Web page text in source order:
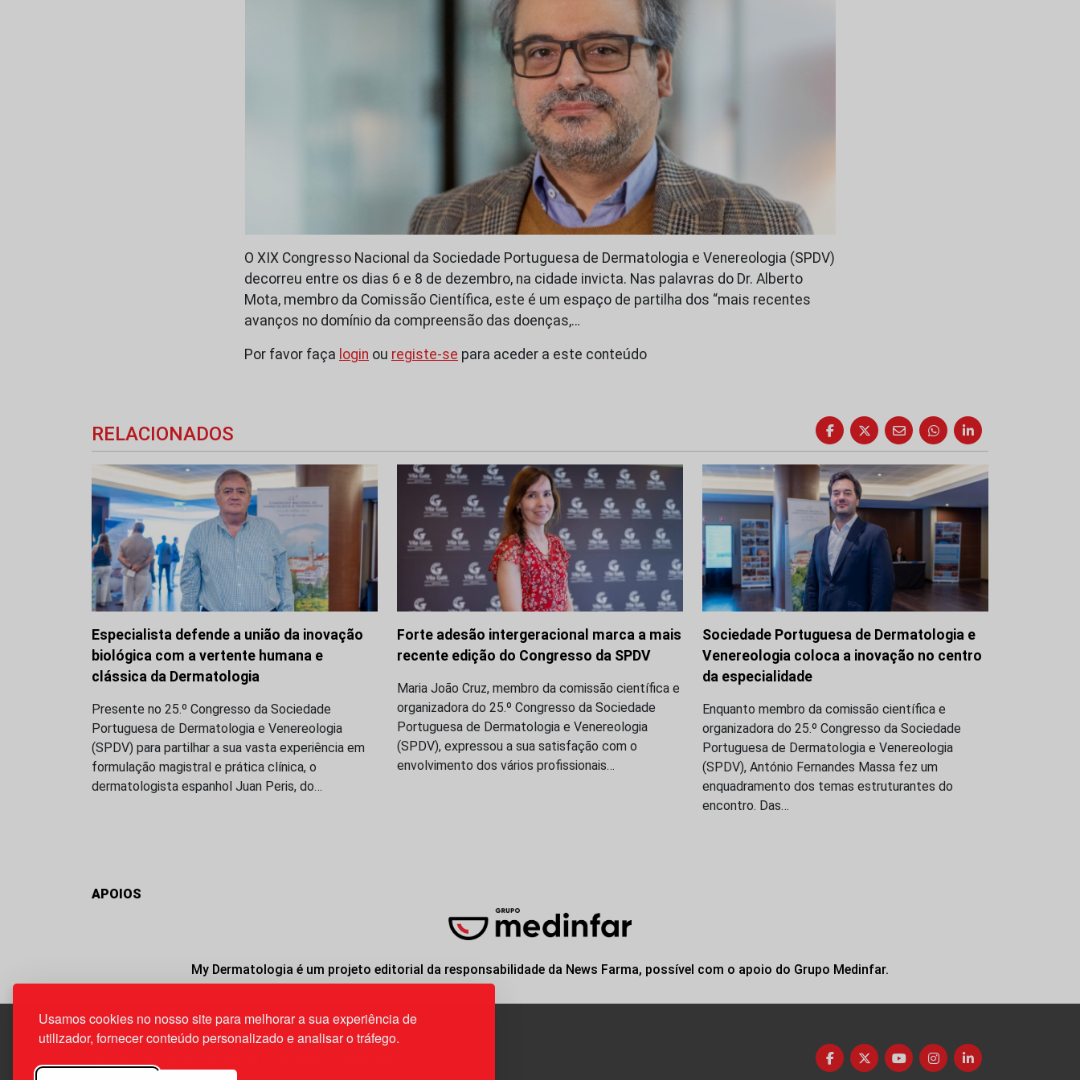
Usamos cookies no nosso site para melhorar a sua experiência de
utilizador, fornecer conteúdo personalizado e analisar o tráfego.
O XIX Congresso Nacional da Sociedade Portuguesa de Dermatologia e Venereologia (SPDV)
decorreu entre os dias 6 e 8 de dezembro, na cidade invicta. Nas palavras do Dr. Alberto
Mota, membro da Comissão Científica, este é um espaço de partilha dos “mais recentes
avanços no domínio da compreensão das doenças,…
Por favor faça login ou registe-se para aceder a este conteúdo
RELACIONADOS
Especialista defende a união da inovação
biológica com a vertente humana e
clássica da Dermatologia
Presente no 25.º Congresso da Sociedade
Portuguesa de Dermatologia e Venereologia
(SPDV) para partilhar a sua vasta experiência em
formulação magistral e prática clínica, o
dermatologista espanhol Juan Peris, do…
Forte adesão intergeracional marca a mais
recente edição do Congresso da SPDV
Maria João Cruz, membro da comissão científica e
organizadora do 25.º Congresso da Sociedade
Portuguesa de Dermatologia e Venereologia
(SPDV), expressou a sua satisfação com o
envolvimento dos vários profissionais…
Sociedade Portuguesa de Dermatologia e
Venereologia coloca a inovação no centro
da especialidade
Enquanto membro da comissão científica e
organizadora do 25.º Congresso da Sociedade
Portuguesa de Dermatologia e Venereologia
(SPDV), António Fernandes Massa fez um
enquadramento dos temas estruturantes do
encontro. Das…
APOIOS
My Dermatologia é um projeto editorial da responsabilidade da News Farma, possível com o apoio do Grupo Medinfar.
1800-282 Lisboa | Portugal